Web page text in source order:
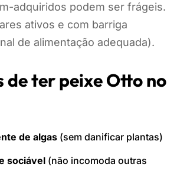
adquiridos podem ser frágeis.
ativos e com barriga
de alimentação adequada).
de ter peixe Otto no
de algas (sem danificar plantas)
sociável (não incomoda outras